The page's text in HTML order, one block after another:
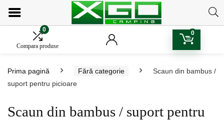
0
Compara produse
0
Prima pagină Fără categorie
Scaun din bambus /
suport pentru picioare
Scaun din bambus / suport pentru